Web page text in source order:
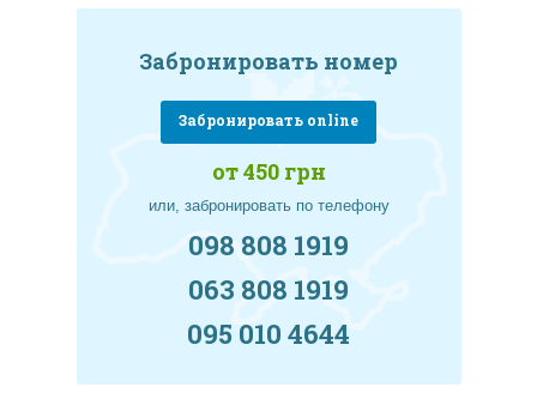
Забронировать номер
Забронировать online
от 450 грн
или, забронировать по телефону
098 808 1919
063 808 1919
095 010 4644